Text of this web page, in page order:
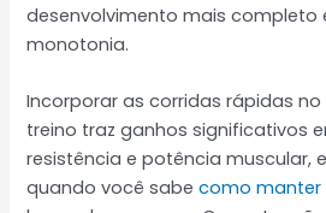
desenvolvimento mais completo
monotonia.
Incorporar as corridas rápidas
treino traz ganhos significativos
resistência e potência muscular,
quando você sabecomo